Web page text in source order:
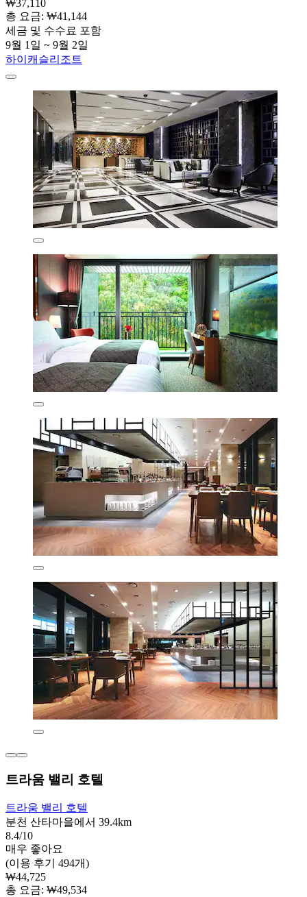
₩37,110
총 요금: ₩41,144
세금 및 수수료 포함
9월 1일 ~ 9월 2일
하이캐슬리조트
트라움 밸리 호텔
트라움 밸리 호텔
분천 산타마을에서 39.4km
8.4/10
매우 좋아요
(이용 후기 494개)
₩44,725
총 요금: ₩49,534